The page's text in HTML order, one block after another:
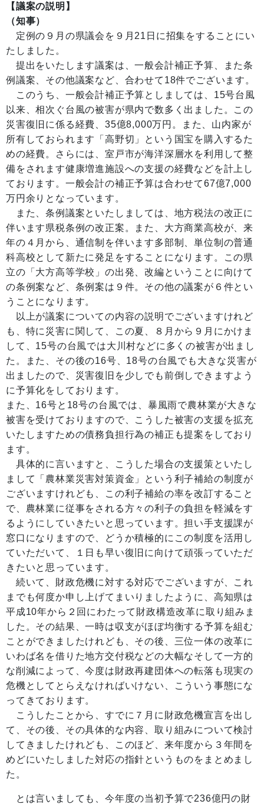
【議案の説明】
（知事）
定例の９月の県議会を９月21日に招集をすることにい
たしました。
提出をいたします議案は、一般会計補正予算、また条
例議案、その他議案など、合わせて18件でございます。
このうち、一般会計補正予算としましては、15号台風
以来、相次ぐ台風の被害が県内で数多く出ました。この
災害復旧に係る経費、35億8,000万円。また、山内家が
所有しておられます「高野切」という国宝を購入するた
めの経費。さらには、室戸市が海洋深層水を利用して整
備をされます健康増進施設への支援の経費などを計上し
ております。一般会計の補正予算は合わせて67億7,000
万円余りとなっています。
また、条例議案といたしましては、地方税法の改正に
伴います県税条例の改正案。また、大方商業高校が、来
年の４月から、通信制を伴います多部制、単位制の普通
科高校として新たに発足をすることになります。この県
立の「大方高等学校」の出発、改編ということに向けて
の条例案など、条例案は９件。その他の議案が６件とい
うことになります。
以上が議案についての内容の説明でございますけれど
も、特に災害に関して、この夏、８月から９月にかけま
して、15号の台風では大川村などに多くの被害が出まし
た。また、その後の16号、18号の台風でも大きな災害が
出ましたので、災害復旧を少しでも前倒しできますよう
に予算化をしております。
また、16号と18号の台風では、暴風雨で農林業が大きな
被害を受けておりますので、こうした被害の支援を拡充
いたしますための債務負担行為の補正も提案をしており
ます。
具体的に言いますと、こうした場合の支援策といたし
まして「農林業災害対策資金」という利子補給の制度が
ございますけれども、この利子補給の率を改訂すること
で、農林業に従事をされる方々の利子の負担を軽減をす
るようにしていきたいと思っています。担い手支援課が
窓口になりますので、どうか積極的にこの制度を活用し
ていただいて、１日も早い復旧に向けて頑張っていただ
きたいと思っています。
続いて、財政危機に対する対応でございますが、これ
までも何度か申し上げてまいりましたように、高知県は
平成10年から２回にわたって財政構造改革に取り組みま
した。その結果、一時は収支がほぼ均衡する予算を組む
ことができましたけれども、その後、三位一体の改革に
いわば名を借りた地方交付税などの大幅なそして一方的
な削減によって、今度は財政再建団体への転落も現実の
危機としてとらえなければいけない、こういう事態にな
ってきております。
こうしたことから、すでに７月に財政危機宣言を出し
て、その後、その具体的な内容、取り組みについて検討
してきましたけれども、このほど、来年度から３年間を
めどにいたしました対応の指針というものをまとめまし
た。
とは言いましても、今年度の当初予算で236億円の財